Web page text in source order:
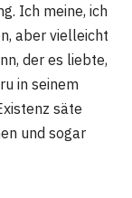
Ich meine, ich
aber vielleicht
der es liebte,
in seinem
säte
und sogar